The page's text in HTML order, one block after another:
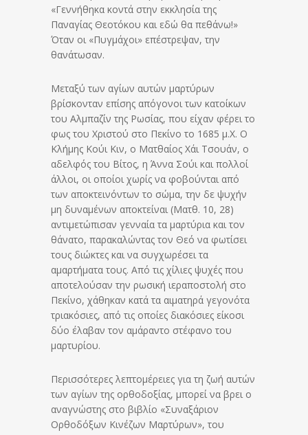
«Γεννήθηκα κοντά στην εκκλησία της
Παναγίας Θεοτόκου και εδώ θα πεθάνω!»
Όταν οι «Πυγμάχοι» επέστρεψαν, την
θανάτωσαν.
Μεταξύ των αγίων αυτών μαρτύρων
βρίσκονταν επίσης απόγονοι των κατοίκων
του Αλμπαζίν της Ρωσίας, που είχαν φέρει το
φως του Χριστού στο Πεκίνο το 1685 μ.Χ. Ο
Κλήμης Κούι Κιν, ο Ματθαίος Χάι Τσουάν, ο
αδελφός του Βίτος, η Άννα Σούι και πολλοί
άλλοι, οι οποίοι χωρίς να φοβούνται από
των αποκτεινόντων το σώμα, την δε ψυχήν
μη δυναμένων αποκτείναι (Ματθ. 10, 28)
αντιμετώπισαν γενναία τα μαρτύρια και τον
θάνατο, παρακαλώντας τον Θεό να φωτίσει
τους διώκτες και να συγχωρέσει τα
αμαρτήματα τους. Από τις χίλιες ψυχές που
αποτελούσαν την ρωσική ιεραποστολή στο
Πεκίνο, χάθηκαν κατά τα αιματηρά γεγονότα
τριακόσιες, από τις οποίες διακόσιες είκοσι
δύο έλαβαν τον αμάραντο στέφανο του
μαρτυρίου.
Περισσότερες λεπτομέρειες για τη ζωή αυτών
των αγίων της ορθοδοξίας, μπορεί να βρει ο
αναγνώστης στο βιβλίο «Συναξάριον
Ορθοδόξων Κινέζων Μαρτύρων», του